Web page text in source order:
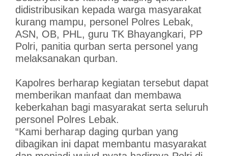
didistribusikan kepada warga masyarakat
kurang mampu, personel Polres Lebak,
ASN, OB, PHL, guru TK Bhayangkari, PP
Polri, panitia qurban serta personel yang
melaksanakan qurban.
Kapolres berharap kegiatan tersebut dapat
memberikan manfaat dan membawa
keberkahan bagi masyarakat serta seluruh
personel Polres Lebak.
“Kami berharap daging qurban yang
dibagikan ini dapat membantu masyarakat